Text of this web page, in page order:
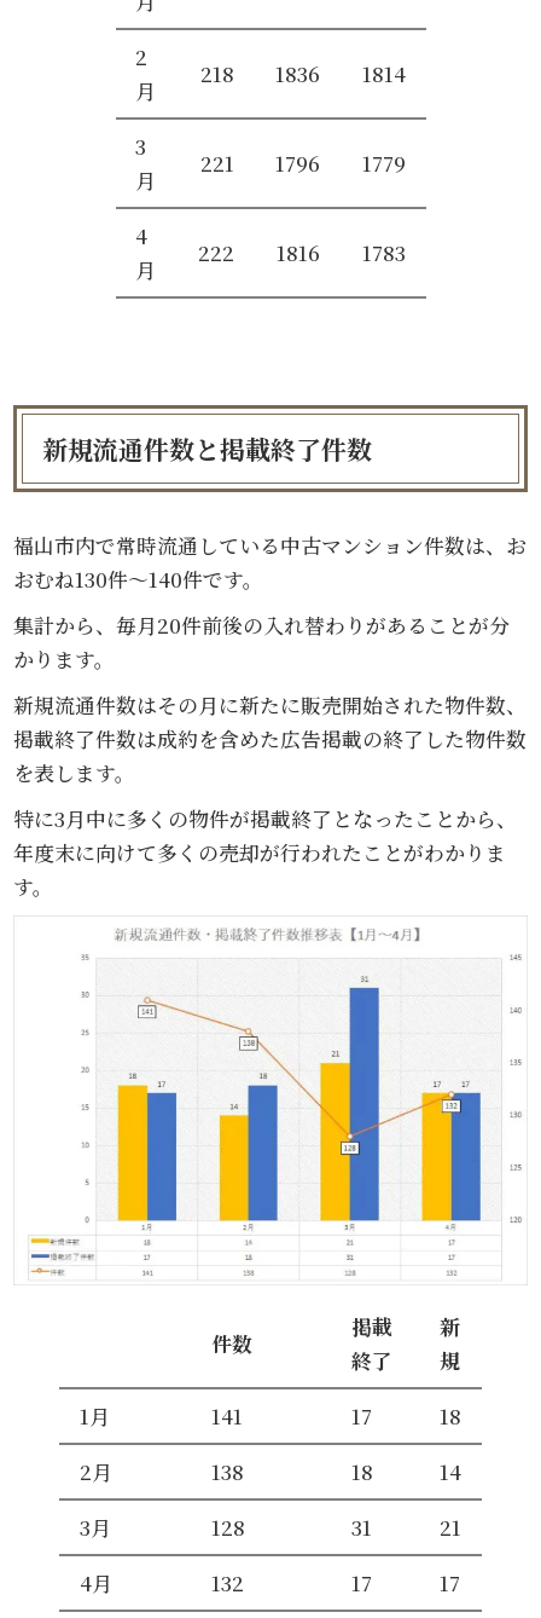
2
月
218 1836 1814
3
月
221 1796 1779
4
月
222 1816 1783
新規流通件数と掲載終了件数
福山市内で常時流通している中古マンション件数は、お
おむね130件～140件です。
集計から、毎月20件前後の入れ替わりがあることが分
かります。
新規流通件数はその月に新たに販売開始された物件数、
掲載終了件数は成約を含めた広告掲載の終了した物件数
を表します。
特に3月中に多くの物件が掲載終了となったことから、
年度末に向けて多くの売却が行われたことがわかりま
す。
件数
掲載
終了
新
規
1月
141 17
18
2月
138 18
14
3月
128 31
21
4月
132 17
17